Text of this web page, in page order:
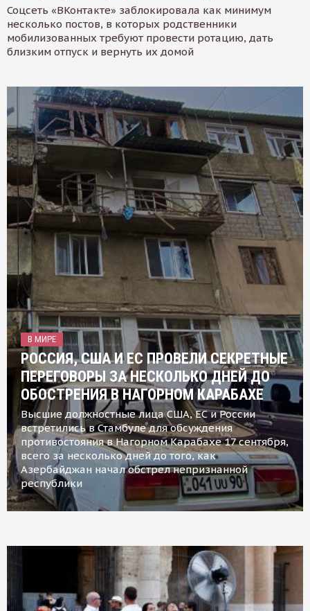
Соцсеть «ВКонтакте» заблокировала как минимум
несколько постов, в которых родственники
мобилизованных требуют провести ротацию, дать
близким отпуск и вернуть их домой
В МИРЕ
РОССИЯ, США И ЕС ПРОВЕЛИ СЕКРЕТНЫЕ
ПЕРЕГОВОРЫ ЗА НЕСКОЛЬКО ДНЕЙ ДО
ОБОСТРЕНИЯ В НАГОРНОМ КАРАБАХЕ
Высшие должностные лица США, ЕС и России
встретились в Стамбуле для обсуждения
противостояния в Нагорном Карабахе 17 сентября,
всего за несколько дней до того, как
Азербайджан начал обстрел непризнанной
республики